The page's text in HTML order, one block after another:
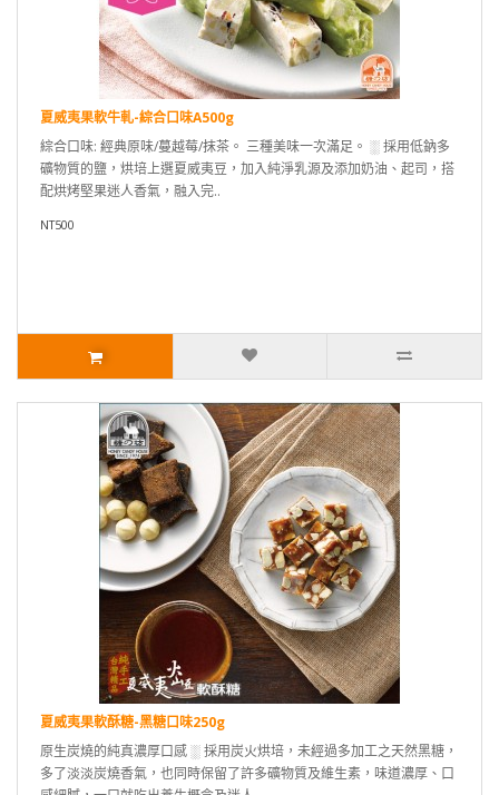
夏威夷果軟牛軋-綜合口味A500g
綜合口味: 經典原味/蔓越莓/抹茶。 三種美味一次滿足。 ░ 採用低鈉多
礦物質的鹽，烘培上選夏威夷豆，加入純淨乳源及添加奶油、起司，搭
配烘烤堅果迷人香氣，融入完..
NT500
夏威夷果軟酥糖-黑糖口味250g
原生炭燒的純真濃厚口感 ░ 採用炭火烘培，未經過多加工之天然黑糖，
多了淡淡炭燒香氣，也同時保留了許多礦物質及維生素，味道濃厚、口